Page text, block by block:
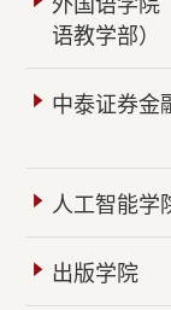
语教学部）
中泰证券金
人工智能学
出版学院